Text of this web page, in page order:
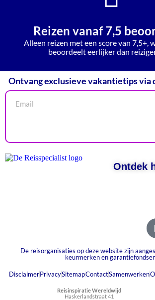
Reizen vanaf 7,5
Alleen reizen met een score van 7,5+,
beoordeelt eerlijker dan
Ontvang exclusieve vakantietips via
Ontdek
De reisorganisaties op deze website zijn
keurmerken en
DisclaimerPrivacySitemapContactSamenwerken
Reisinspiratie Wereldwijd
Haskerlandstraat 41